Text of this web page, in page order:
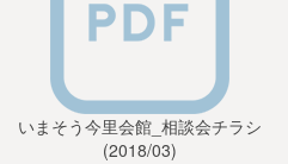
いまそう今里会館_相談会チラシ
(2018/03)